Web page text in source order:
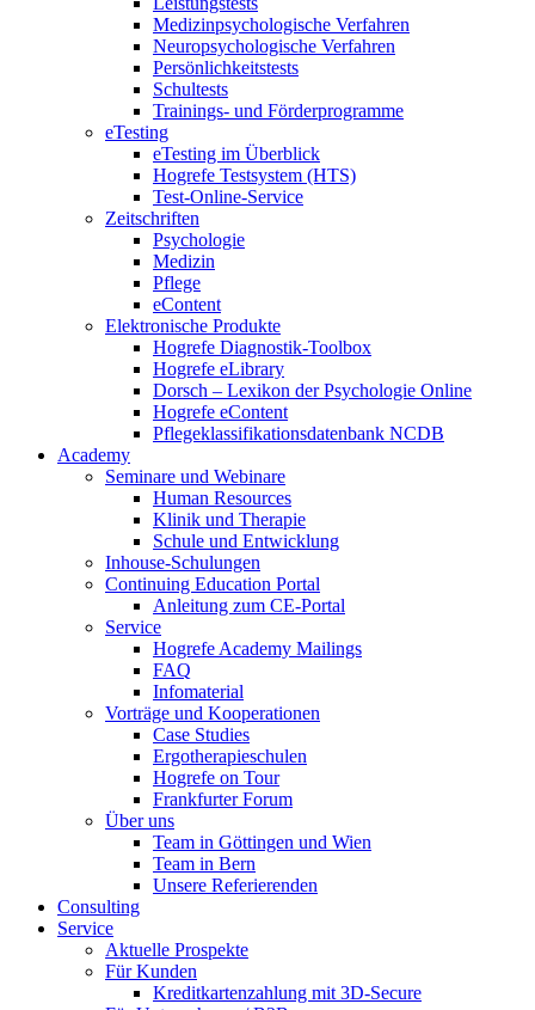
Medizinpsychologische Verfahren
Neuropsychologische Verfahren
Persönlichkeitstests
Schultests
Trainings- und Förderprogramme
eTesting
eTesting im Überblick
Hogrefe Testsystem (HTS)
Test-Online-Service
Zeitschriften
Psychologie
Medizin
Pflege
eContent
Elektronische Produkte
Hogrefe Diagnostik-Toolbox
Hogrefe eLibrary
Dorsch – Lexikon der Psychologie Online
Hogrefe eContent
Pflegeklassifikationsdatenbank NCDB
Academy
Seminare und Webinare
Human Resources
Klinik und Therapie
Schule und Entwicklung
Inhouse-Schulungen
Continuing Education Portal
Anleitung zum CE-Portal
Service
Hogrefe Academy Mailings
FAQ
Infomaterial
Vorträge und Kooperationen
Case Studies
Ergotherapieschulen
Hogrefe on Tour
Frankfurter Forum
Über uns
Team in Göttingen und Wien
Team in Bern
Unsere Referierenden
Consulting
Service
Aktuelle Prospekte
Für Kunden
Kreditkartenzahlung mit 3D-Secure